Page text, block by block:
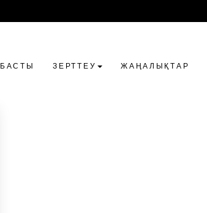
БАСТЫ ЗЕРТТЕУ ЖАҢАЛЫҚТАР